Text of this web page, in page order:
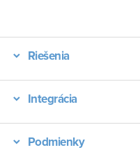
Riešenia
Integrácia
Podmienky